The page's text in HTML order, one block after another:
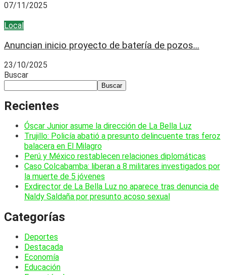
07/11/2025
Local
Anuncian inicio proyecto de batería de pozos...
23/10/2025
Buscar
Buscar
Recientes
Óscar Junior asume la dirección de La Bella Luz
Trujillo: Policía abatió a presunto delincuente tras feroz
balacera en El Milagro
Perú y México restablecen relaciones diplomáticas
Caso Colcabamba: liberan a 8 militares investigados por
la muerte de 5 jóvenes
Exdirector de La Bella Luz no aparece tras denuncia de
Naldy Saldaña por presunto acoso sexual
Categorías
Deportes
Destacada
Economía
Educación